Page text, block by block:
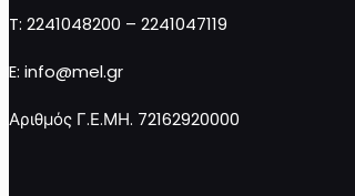
T: 2241048200 – 2241047119
E: info@mel.gr
Αριθμός Γ.Ε.ΜΗ. 72162920000